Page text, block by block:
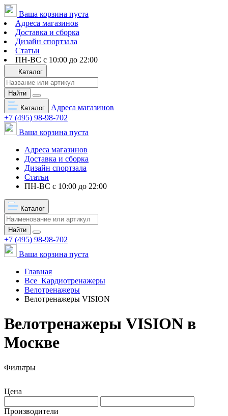
Ваша корзина пуста
Адреса магазинов
Доставка и сборка
Дизайн спортзала
Статьи
ПН-ВС с 10:00 до 22:00
Каталог
Найти
Каталог
Адреса магазинов
+7 (495) 98-98-702
Ваша корзина пуста
Адреса магазинов
Доставка и сборка
Дизайн спортзала
Статьи
ПН-ВС с 10:00 до 22:00
Каталог
Найти
+7 (495) 98-98-702
Ваша корзина пуста
Главная
Все Кардиотренажеры
Велотренажеры
Велотренажеры VISION
Велотренажеры VISION в
Москве
Фильтры
Цена
Производители